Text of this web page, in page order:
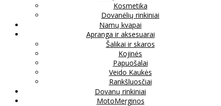
Kosmetika
Dovanėlių rinkiniai
Namų kvapai
Apranga ir aksesuarai
Šalikai ir skaros
Kojinės
Papuošalai
Veido Kaukės
Rankšluosčiai
Dovanų rinkiniai
MotoMerginos